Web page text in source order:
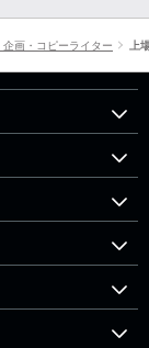
企画・コピーライター 上